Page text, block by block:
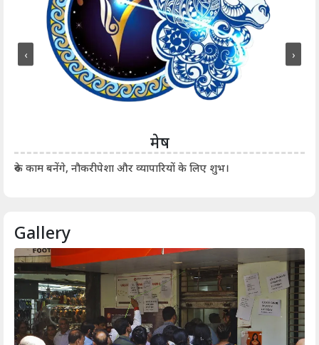
मेष
रुके काम बनेंगे, नौकरीपेशा और व्यापारियों के लिए शुभ।
‹ ›
Gallery